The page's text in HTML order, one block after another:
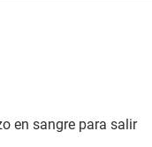
en sangre para salir